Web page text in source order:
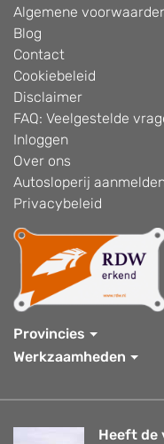
Algemene
Blog
Contact
Cookiebeleid
Disclaimer
FAQ: Veelgestelde
Inloggen
Over ons
Autosloperij
Privacybeleid
Provincies
Werkzaamheden
Heeft de